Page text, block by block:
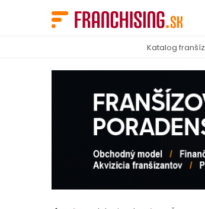
Katalog franšíz